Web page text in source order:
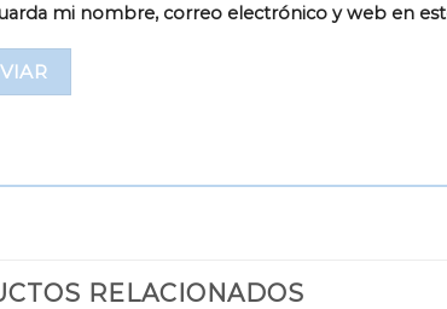
mi nombre, correo electrónico y web en
RELACIONADOS